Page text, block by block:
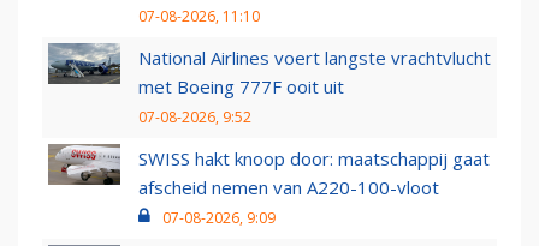
07-08-2026, 11:10
National Airlines voert langste vrachtvlucht
met Boeing 777F ooit uit
07-08-2026, 9:52
SWISS hakt knoop door: maatschappij gaat
afscheid nemen van A220-100-vloot
07-08-2026, 9:09